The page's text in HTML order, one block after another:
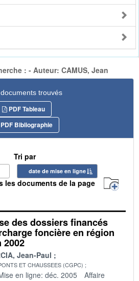
: - Auteur: CAMUS, Jean
trouvés
PDF Tableau
PDF Bibliographie
Tri par
date de mise en ligne
les documents de la page
des dossiers financés
foncière en région
2002
Jean-Paul
ET CHAUSSEES (CGPC)
en ligne: déc. 2005
Affaire